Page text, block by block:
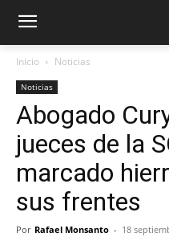
Inicio Noticias
Noticias
Abogado
jueces de la
marcado
sus frentes
Por Rafael Monsanto - 18